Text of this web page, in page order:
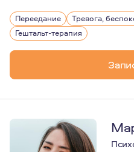
Мне 35 лет. Живу в
У меня есть один
Очень люблю
Психология для меня
Начало практики - 2020
Одними из самых важных
Переедание Тревога,
Гештальт-терапия